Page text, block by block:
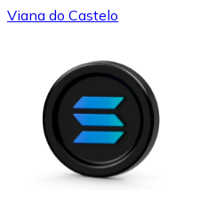
Viana do Castelo